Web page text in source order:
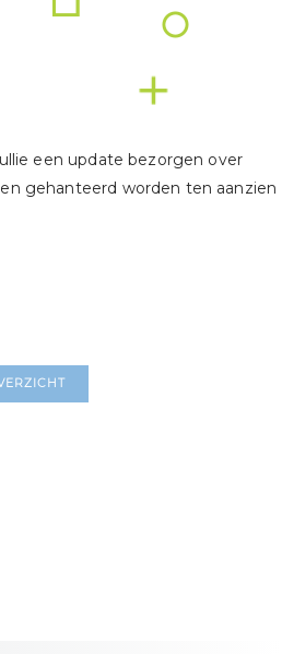
een update bezorgen over
gehanteerd worden ten aanzien